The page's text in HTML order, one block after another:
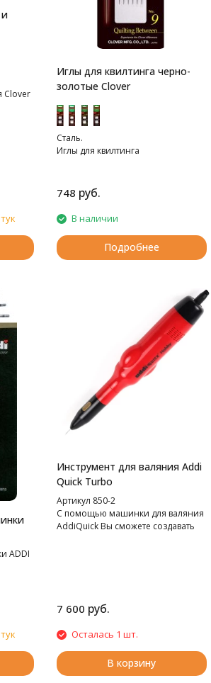
Clover
Иглы для квилтинга черно-
золотые Clover
Сталь.
Иглы для квилтинга
748 руб.
В наличии
Подробнее
ADDI
Инструмент для валяния Addi
Quick Turbo
Артикул 850-2
С помощью машинки для валяния
AddiQuick Вы сможете создавать
7 600 руб.
Осталась 1 шт.
В корзину